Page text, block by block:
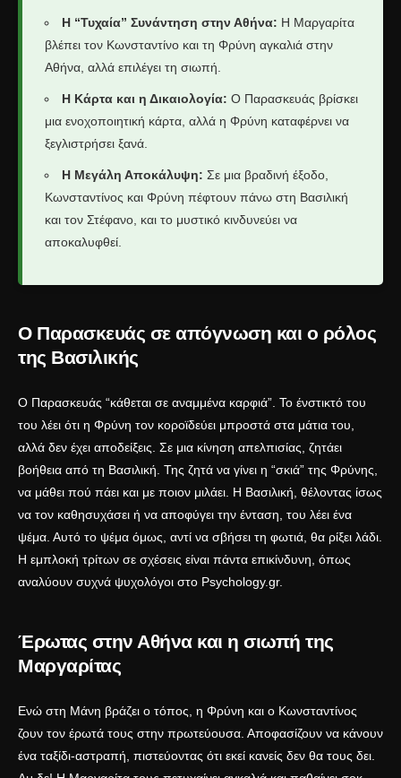
Η “Τυχαία” Συνάντηση στην Αθήνα: Η Μαργαρίτα
βλέπει τον Κωνσταντίνο και τη Φρύνη αγκαλιά στην
Αθήνα, αλλά επιλέγει τη σιωπή.
Η Κάρτα και η Δικαιολογία: Ο Παρασκευάς βρίσκει
μια ενοχοποιητική κάρτα, αλλά η Φρύνη καταφέρνει να
ξεγλιστρήσει ξανά.
Η Μεγάλη Αποκάλυψη: Σε μια βραδινή έξοδο,
Κωνσταντίνος και Φρύνη πέφτουν πάνω στη Βασιλική
και τον Στέφανο, και το μυστικό κινδυνεύει να
αποκαλυφθεί.
Ο Παρασκευάς σε απόγνωση και ο ρόλος
της Βασιλικής
Ο Παρασκευάς “κάθεται σε αναμμένα καρφιά”. Το ένστικτό του
του λέει ότι η Φρύνη τον κοροϊδεύει μπροστά στα μάτια του,
αλλά δεν έχει αποδείξεις. Σε μια κίνηση απελπισίας, ζητάει
βοήθεια από τη Βασιλική. Της ζητά να γίνει η “σκιά” της Φρύνης,
να μάθει πού πάει και με ποιον μιλάει. Η Βασιλική, θέλοντας ίσως
να τον καθησυχάσει ή να αποφύγει την ένταση, του λέει ένα
ψέμα. Αυτό το ψέμα όμως, αντί να σβήσει τη φωτιά, θα ρίξει λάδι.
Η εμπλοκή τρίτων σε σχέσεις είναι πάντα επικίνδυνη, όπως
αναλύουν συχνά ψυχολόγοι στο Psychology.gr.
Έρωτας στην Αθήνα και η σιωπή της
Μαργαρίτας
Ενώ στη Μάνη βράζει ο τόπος, η Φρύνη και ο Κωνσταντίνος
ζουν τον έρωτά τους στην πρωτεύουσα. Αποφασίζουν να κάνουν
ένα ταξίδι-αστραπή, πιστεύοντας ότι εκεί κανείς δεν θα τους δει.